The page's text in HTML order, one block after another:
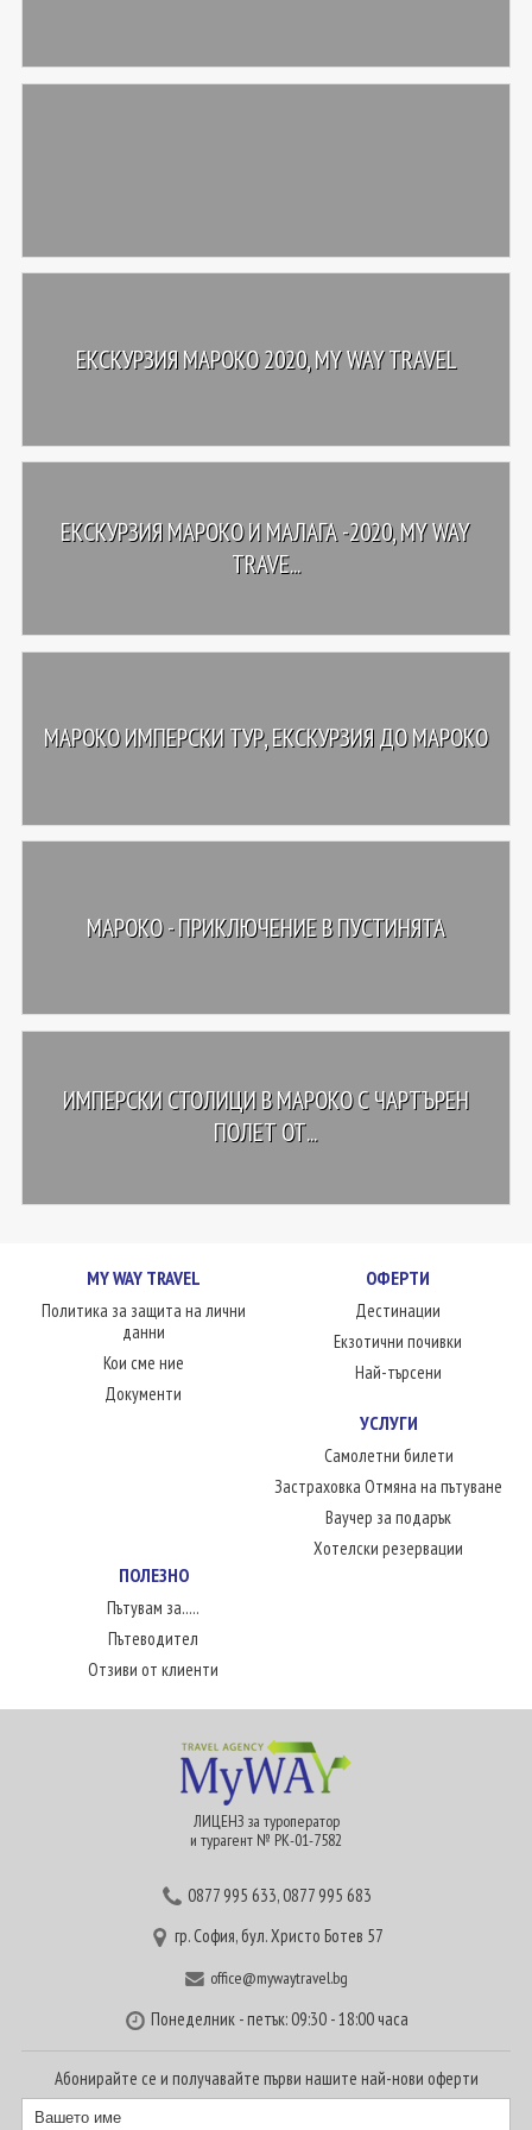
ЕКСКУРЗИЯ МАРОКО 2020, MY WAY TRAVEL
ЕКСКУРЗИЯ МАРОКО И МАЛАГА -2020, MY WAY
TRAVE...
МАРОКО ИМПЕРСКИ ТУР, ЕКСКУРЗИЯ ДО МАРОКО
МАРОКО - ПРИКЛЮЧЕНИЕ В ПУСТИНЯТА
ИМПЕРСКИ СТОЛИЦИ В МАРОКО С ЧАРТЪРЕН
ПОЛЕТ ОТ...
MY WAY TRAVEL
Политика за защита на лични
данни
Кои сме ние
Документи
ОФЕРТИ
Дестинации
Екзотични почивки
Най-търсени
УСЛУГИ
Самолетни билети
Застраховка Отмяна на пътуване
Ваучер за подарък
Хотелски резервации
ПОЛЕЗНО
Пътувам за.....
Пътеводител
Отзиви от клиенти
ЛИЦЕНЗ за туроператор
и турагент № РК-01-7582
0877 995 633,0877 995 683
гр. София, бул. Христо Ботев 57
office@mywaytravel.bg
Понеделник - петък: 09:30 - 18:00 часа
Абонирайте се и получавайте първи нашите най-нови оферти